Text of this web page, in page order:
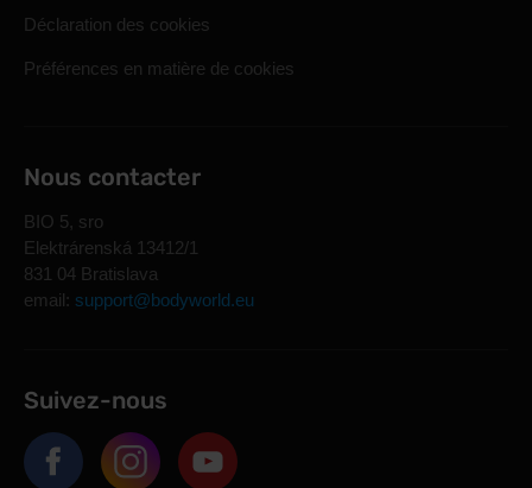
Déclaration des cookies
Préférences en matière de cookies
Nous contacter
BIO 5, sro
Elektrárenská 13412/1
831 04 Bratislava
email: support@bodyworld.eu
Suivez-nous